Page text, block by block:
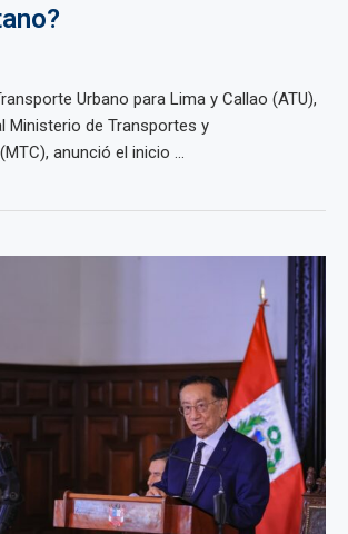
Urbano para Lima y Callao (ATU),
Ministerio de Transportes y
anunció el inicio ...